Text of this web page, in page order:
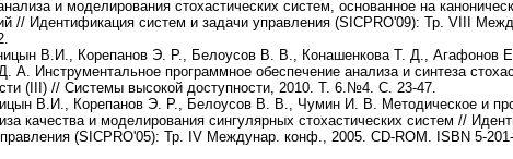
и моделирования стохастических систем, основанное на
// Идентификация систем и задачи управления (SICPRO'09): Тр. VIII
В.И., Корепанов Э. Р., Белоусов В. В., Конашенкова Т. Д., Агафонов
А. Инструментальное программное обеспечение анализа и синтеза
(III) // Системы высокой доступности, 2010. Т. 6.№4. С. 23-47.
В.И., Корепанов Э. Р., Белоусов В. В., Чумин И. В. Методическое и
качества и моделирования сингулярных стохастических систем //
(SICPRO'05): Тр. IV Междунар. конф., 2005. CD-ROM. ISBN 5-